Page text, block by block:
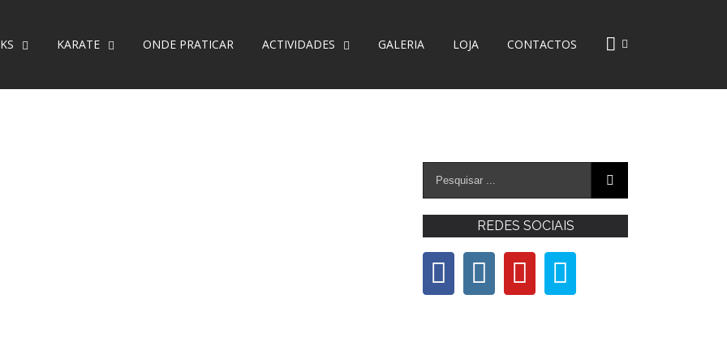
KARATE ONDE PRATICAR ACTIVIDADES GALERIA LOJA CONTACTOS
REDES SOCIAIS